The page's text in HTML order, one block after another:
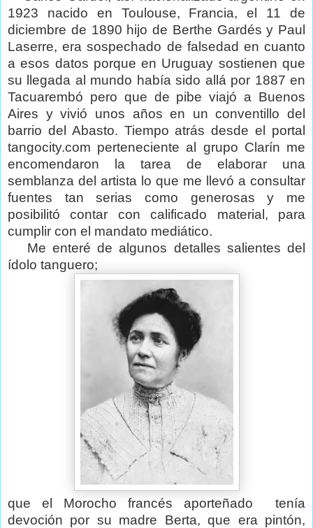
1923 nacido en Toulouse, Francia, el 11 de
diciembre de 1890 hijo de Berthe Gardés y Paul
Laserre, era sospechado de falsedad en cuanto
a esos datos porque en Uruguay sostienen que
su llegada al mundo había sido allá por 1887 en
Tacuarembó pero que de pibe viajó a Buenos
Aires y vivió unos años en un conventillo del
barrio del Abasto. Tiempo atrás desde el portal
tangocity.com perteneciente al grupo Clarín me
encomendaron la tarea de elaborar una
semblanza del artista lo que me llevó a consultar
fuentes tan serias como generosas y me
posibilitó contar con calificado material, para
cumplir con el mandato mediático.
Me enteré de algunos detalles salientes del
ídolo tanguero;
que el Morocho francés aporteñado
tenía
devoción por su madre Berta, que era pintón,